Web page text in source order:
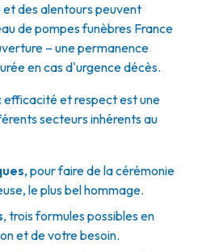
des alentours peuvent
de pompes funèbres France
– une permanence
en cas d'urgence décès.
et respect est une
secteurs inhérents au
, pour faire de la cérémonie
le plus bel hommage.
, trois formules possibles en
et de votre besoin.